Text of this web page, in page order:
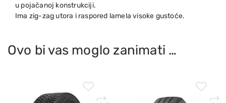
u pojačanoj konstrukciji.
Ima zig-zag utora i raspored lamela visoke gustoće.
Ovo bi vas moglo zanimati …